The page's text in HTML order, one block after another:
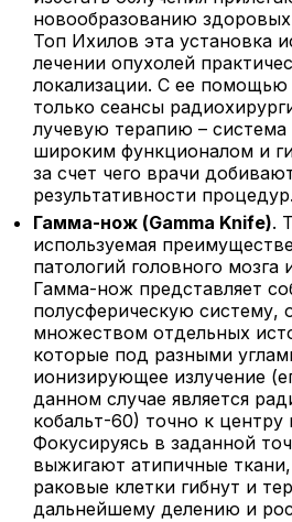
новообразованию
Топ Ихилов эта установка
лечении опухолей
локализации. С ее
только сеансы
лучевую терапию –
широким функционалом и
за счет чего врачи
результативности процедур.
Гамма-нож (Gamma Knife).
используемая
патологий головного мозга
Гамма-нож представляет
полусферическую систему,
множеством отдельных
которые под разными
ионизирующее излучение
данном случае является
кобальт-60) точно к центру
Фокусируясь в заданной
выжигают атипичные ткани,
раковые клетки гибнут и
дальнейшему делению и